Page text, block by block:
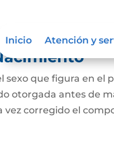
Inicio Atención y
de
sexo que figura en el
otorgada antes de
corregido el